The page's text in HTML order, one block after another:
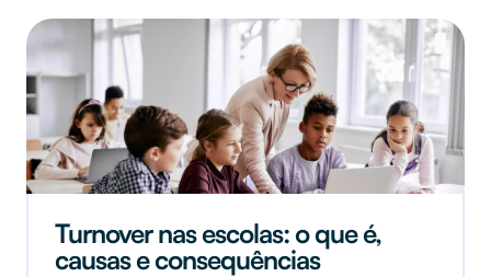
Turnover nas escolas: o que é,
causas e consequências